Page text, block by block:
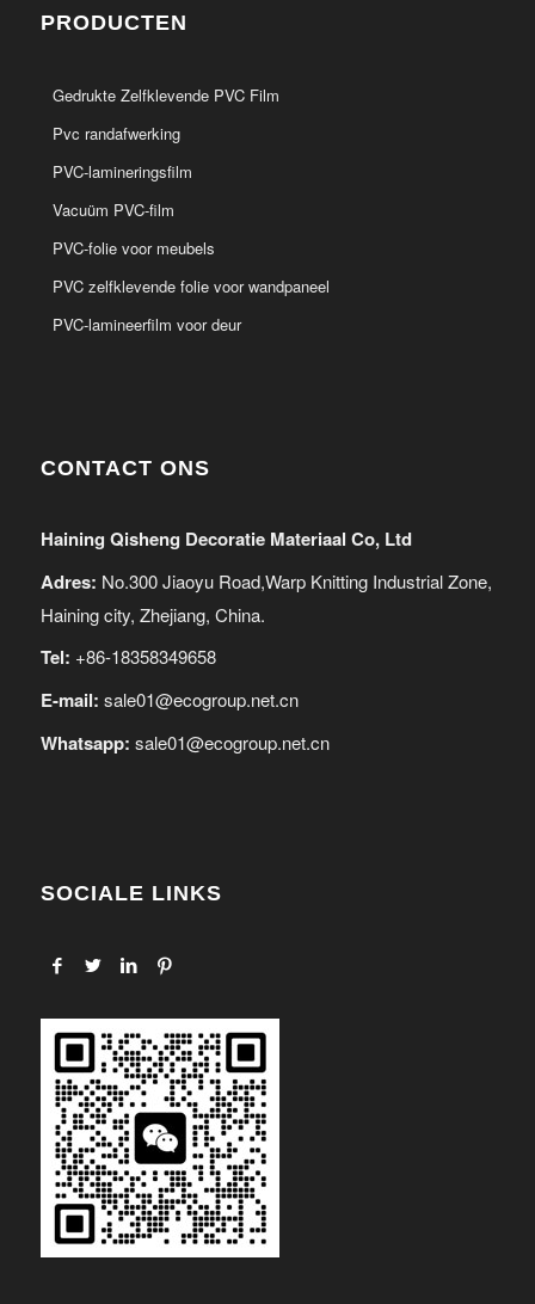
PRODUCTEN
Gedrukte Zelfklevende PVC Film
Pvc randafwerking
PVC-lamineringsfilm
Vacuüm PVC-film
PVC-folie voor meubels
PVC zelfklevende folie voor wandpaneel
PVC-lamineerfilm voor deur
CONTACT ONS
Haining Qisheng Decoratie Materiaal Co, Ltd
Adres: No.300 Jiaoyu Road,Warp Knitting Industrial Zone,
Haining city, Zhejiang, China.
Tel: +86-18358349658
E-mail: sale01@ecogroup.net.cn
Whatsapp: sale01@ecogroup.net.cn
SOCIALE LINKS